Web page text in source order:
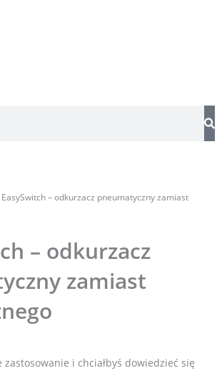
EasySwitch – odkurzacz pneumatyczny zamiast
– odkurzacz
zamiast
zastosowanie i chciałbyś dowiedzieć się